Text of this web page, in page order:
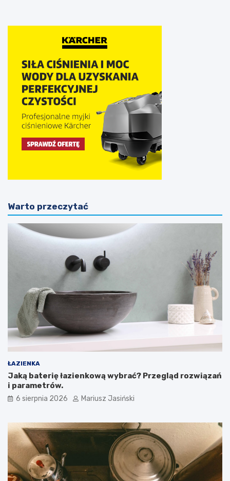
Warto przeczytać
ŁAZIENKA
Jaką baterię łazienkową wybrać? Przegląd rozwiązań
i parametrów.
6 sierpnia 2026 Mariusz Jasiński